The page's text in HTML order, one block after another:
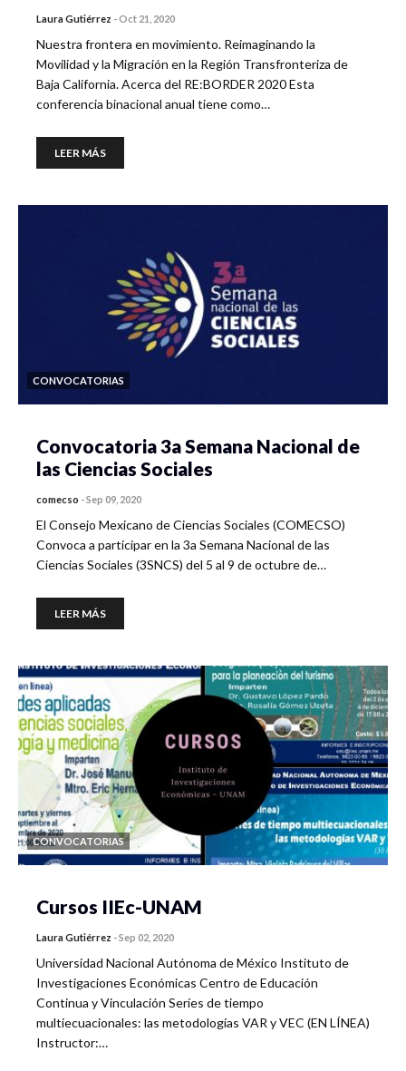
Laura Gutiérrez -Oct 21, 2020
Nuestra frontera en movimiento. Reimaginando la
Movilidad y la Migración en la Región Transfronteriza de
Baja California. Acerca del RE:BORDER 2020 Esta
conferencia binacional anual tiene como…
LEER MÁS
CONVOCATORIAS
Convocatoria 3a Semana Nacional de
las Ciencias Sociales
comecso -Sep 09, 2020
El Consejo Mexicano de Ciencias Sociales (COMECSO)
Convoca a participar en la 3a Semana Nacional de las
Ciencias Sociales (3SNCS) del 5 al 9 de octubre de…
LEER MÁS
CONVOCATORIAS
Cursos IIEc-UNAM
Laura Gutiérrez -Sep 02, 2020
Universidad Nacional Autónoma de México Instituto de
Investigaciones Económicas Centro de Educación
Continua y Vinculación Seríes de tiempo
multiecuacionales: las metodologías VAR y VEC (EN LÍNEA)
Instructor:…